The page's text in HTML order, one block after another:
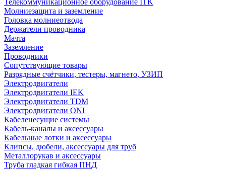
Телекоммуникационное оборудование ITK
Молниезащита и заземление
Головка молниеотвода
Держатели проводника
Мачта
Заземление
Проводники
Сопутствующие товары
Разрядные счётчики, тестеры, магнето, УЗИП
Электродвигатели
Электродвигатели IEK
Электродвигатели TDM
Электродвигатели ONI
Кабеленесущие системы
Кабель-каналы и аксессуары
Кабельные лотки и аксессуары
Клипсы, дюбели, аксессуары для труб
Металлорукав и аксессуары
Труба гладкая гибкая ПНД